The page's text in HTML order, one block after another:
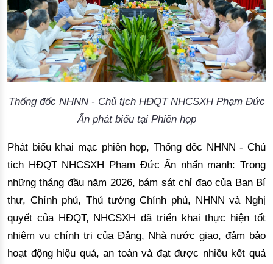
Thống đốc NHNN - Chủ tịch HĐQT NHCSXH Phạm Đức
Ấn phát biểu tại Phiên họp
Phát biểu khai mạc phiên họp, Thống đốc NHNN - Chủ
tịch HĐQT NHCSXH Phạm Đức Ấn nhấn mạnh: Trong
những tháng đầu năm 2026, bám sát chỉ đạo của Ban Bí
thư, Chính phủ, Thủ tướng Chính phủ, NHNN và Nghị
quyết của HĐQT, NHCSXH đã triển khai thực hiện tốt
nhiệm vụ chính trị của Đảng, Nhà nước giao, đảm bảo
hoạt động hiệu quả, an toàn và đạt được nhiều kết quả